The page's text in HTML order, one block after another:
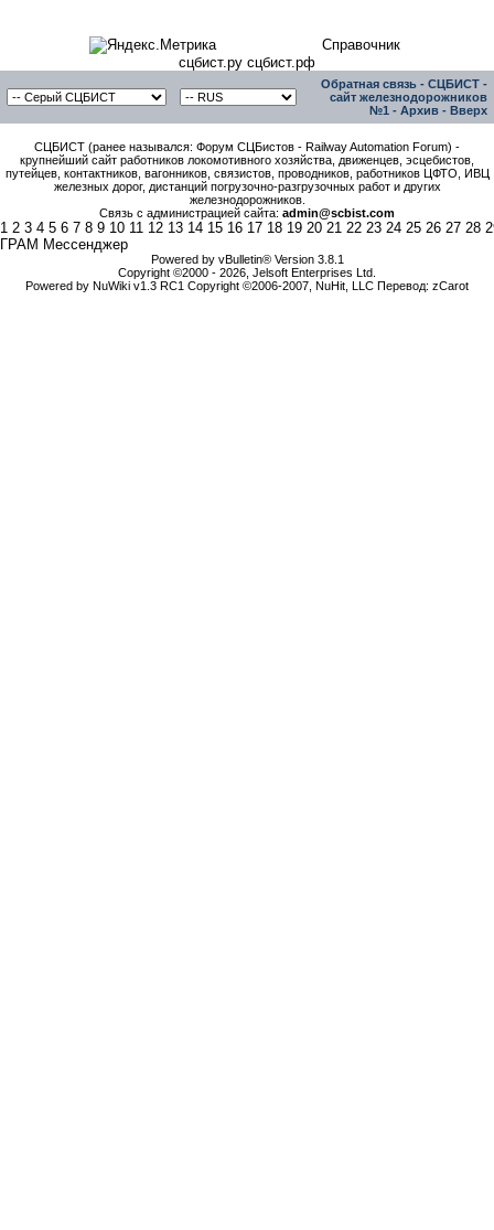
Справочник
сцбист.ру сцбист.рф
Обратная связь - СЦБИСТ -
сайт железнодорожников
№1 - Архив - Вверх
СЦБИСТ (ранее назывался: Форум СЦБистов - Railway Automation Forum) -
крупнейший сайт работников локомотивного хозяйства, движенцев, эсцебистов,
путейцев, контактников, вагонников, связистов, проводников, работников ЦФТО, ИВЦ
железных дорог, дистанций погрузочно-разгрузочных работ и других
железнодорожников.
Связь с администрацией сайта: admin@scbist.com
1 2 3 4 5 6 7 8 9 10 11 12 13 14 15 16 17 18 19 20 21 22 23 24 25 26 27 28
ГРАМ Мессенджер
Powered by vBulletin® Version 3.8.1
Copyright ©2000 - 2026, Jelsoft Enterprises Ltd.
Powered by NuWiki v1.3 RC1 Copyright ©2006-2007, NuHit, LLC Перевод: zCarot